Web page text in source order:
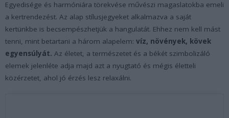
Egyedisége és harmóniára törekvése művészi magaslatokba emeli
a kertrendezést. Az alap stílusjegyeket alkalmazva a saját
kertünkbe is becsempészhetjük a hangulatát. Ehhez nem kell mást
tenni, mint betartani a három alapelem: víz, növények, kövek
egyensúlyát. Az életet, a természetet és a békét szimbolizáló
elemek jelenléte adja majd azt a nyugtató és mégis életteli
közérzetet, ahol jó érzés lesz relaxálni.